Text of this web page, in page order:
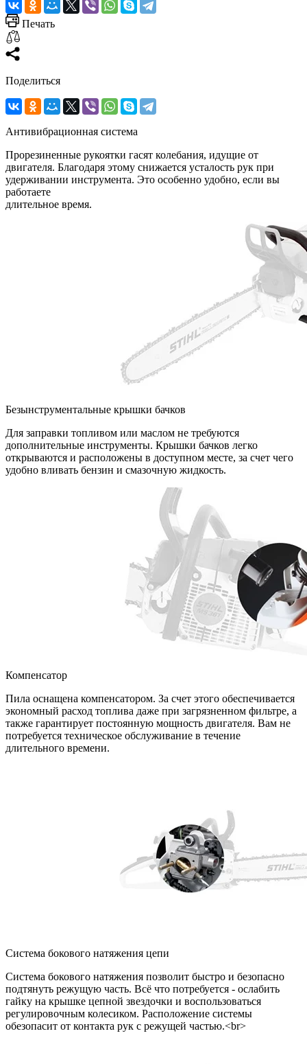
Печать
Поделиться
Антивибрационная система
Прорезиненные рукоятки гасят колебания, идущие от
двигателя. Благодаря этому снижается усталость рук при
удерживании инструмента. Это особенно удобно, если вы
работаете
длительное время.
Безынструментальные крышки бачков
Для заправки топливом или маслом не требуются
дополнительные инструменты. Крышки бачков легко
открываются и расположены в доступном месте, за счет чего
удобно вливать бензин и смазочную жидкость.
Компенсатор
Пила оснащена компенсатором. За счет этого обеспечивается
экономный расход топлива даже при загрязненном фильтре, а
также гарантирует постоянную мощность двигателя. Вам не
потребуется техническое обслуживание в течение
длительного времени.
Система бокового натяжения цепи
Система бокового натяжения позволит быстро и безопасно
подтянуть режущую часть. Всё что потребуется - ослабить
гайку на крышке цепной звездочки и воспользоваться
регулировочным колесиком. Расположение системы
обезопасит от контакта рук с режущей частью.<br>